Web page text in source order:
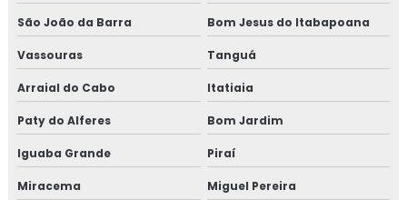
TREINAMENTO NR34 ITEM TESTE DE
PRESSURIZADAS
REPAROS EM TUBULAÇÕES
EMPRESA DE REPAROS EM TUBULAÇÕES
São João da Barra Bom Jesus do Itabapoana
Vassouras Tanguá
Arraial do Cabo Itatiaia
Paty do Alferes Bom Jardim
Iguaba Grande Piraí
Miracema Miguel Pereira